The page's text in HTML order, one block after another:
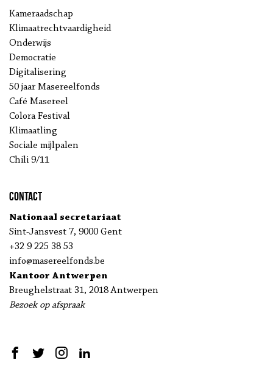
Kameraadschap
Klimaatrechtvaardigheid
Onderwijs
Democratie
Digitalisering
50 jaar Masereelfonds
Café Masereel
Colora Festival
Klimaatling
Sociale mijlpalen
Chili 9/11
Contact
Nationaal secretariaat
Sint-Jansvest 7, 9000 Gent
+32 9 225 38 53
info@masereelfonds.be
Kantoor Antwerpen
Breughelstraat 31, 2018 Antwerpen
Bezoek op afspraak